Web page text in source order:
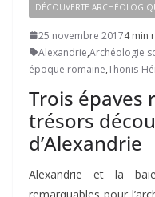
DÉCOUVERTE
25 novembre 20174 min
Alexandrie,Archéologie
époque romaine,Thonis-
Trois épaves
trésors
d’Alexandrie
Alexandrie et la
remarquables pour